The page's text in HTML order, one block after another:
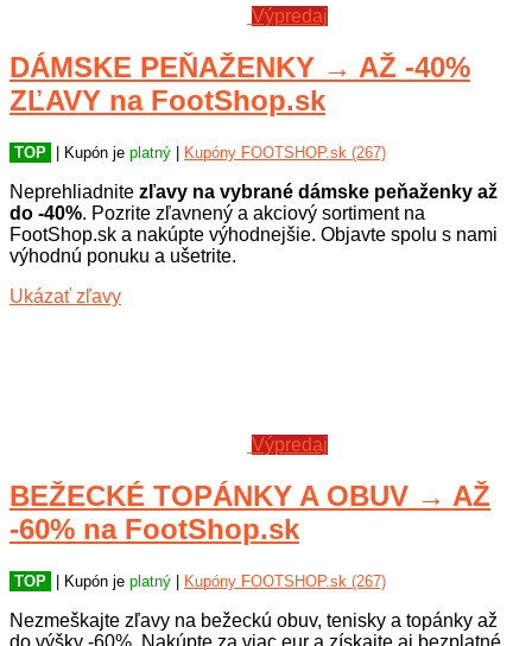
Výpredaj
DÁMSKE PEŇAŽENKY → AŽ -40%
ZĽAVY na FootShop.sk
TOP | Kupón je platný Kupóny FOOTSHOP.sk (267)
Neprehliadnite zľavy na vybrané dámske peňaženky až
do -40%. Pozrite zľavnený a akciový sortiment na
FootShop.sk a nakúpte výhodnejšie. Objavte spolu s nami
výhodnú ponuku a ušetrite.
Ukázať zľavy
Výpredaj
BEŽECKÉ TOPÁNKY A OBUV → AŽ
-60% na FootShop.sk
TOP | Kupón je platný Kupóny FOOTSHOP.sk (267)
Nezmeškajte zľavy na bežeckú obuv, tenisky a topánky až
do výšky -60%. Nakúpte za viac eur a získajte aj bezplatné